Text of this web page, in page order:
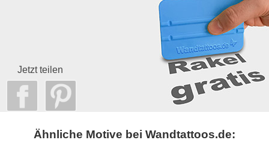
Jetzt teilen
Ähnliche Motive bei Wandtattoos.de: